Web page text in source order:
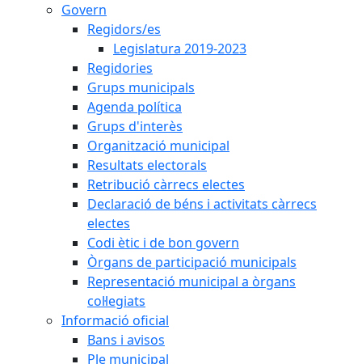
Govern
Regidors/es
Legislatura 2019-2023
Regidories
Grups municipals
Agenda política
Grups d'interès
Organització municipal
Resultats electorals
Retribució càrrecs electes
Declaració de béns i activitats càrrecs
electes
Codi ètic i de bon govern
Òrgans de participació municipals
Representació municipal a òrgans
col·legiats
Informació oficial
Bans i avisos
Ple municipal